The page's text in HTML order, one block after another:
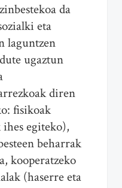
da
eta
laguntzen
ugaztun
diren
fisikoak
egiteko),
beharrak
kooperatzeko
(haserre eta